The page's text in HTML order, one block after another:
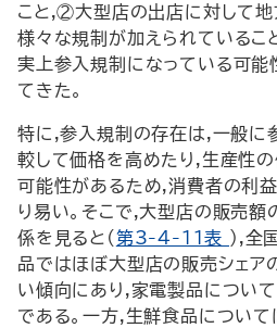
こと,②大型店の出店に対して地
様々な規制が加えられているこ
実上参入規制になっている可能
てきた。
特に,参入規制の存在は,一般に
較して価格を高めたり,生産性
可能性があるため,消費者の利
り易い。そこで,大型店の販売額
係を見ると( 第3-4-11表 ),全
品ではほぼ大型店の販売シェア
い傾向にあり,家電製品につい
である。一方,生鮮食品について